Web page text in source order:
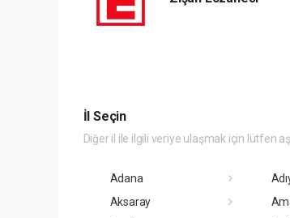
İl Seçin
Diğer il ile ilgili veriye ulaşmak için lütfen
Adana
Aksaray